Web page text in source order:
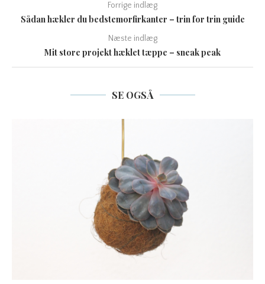
Forrige indlæg
Sådan hækler du bedstemorfirkanter – trin for trin guide
Næste indlæg
Mit store projekt hæklet tæppe – sneak peak
SE OGSÅ